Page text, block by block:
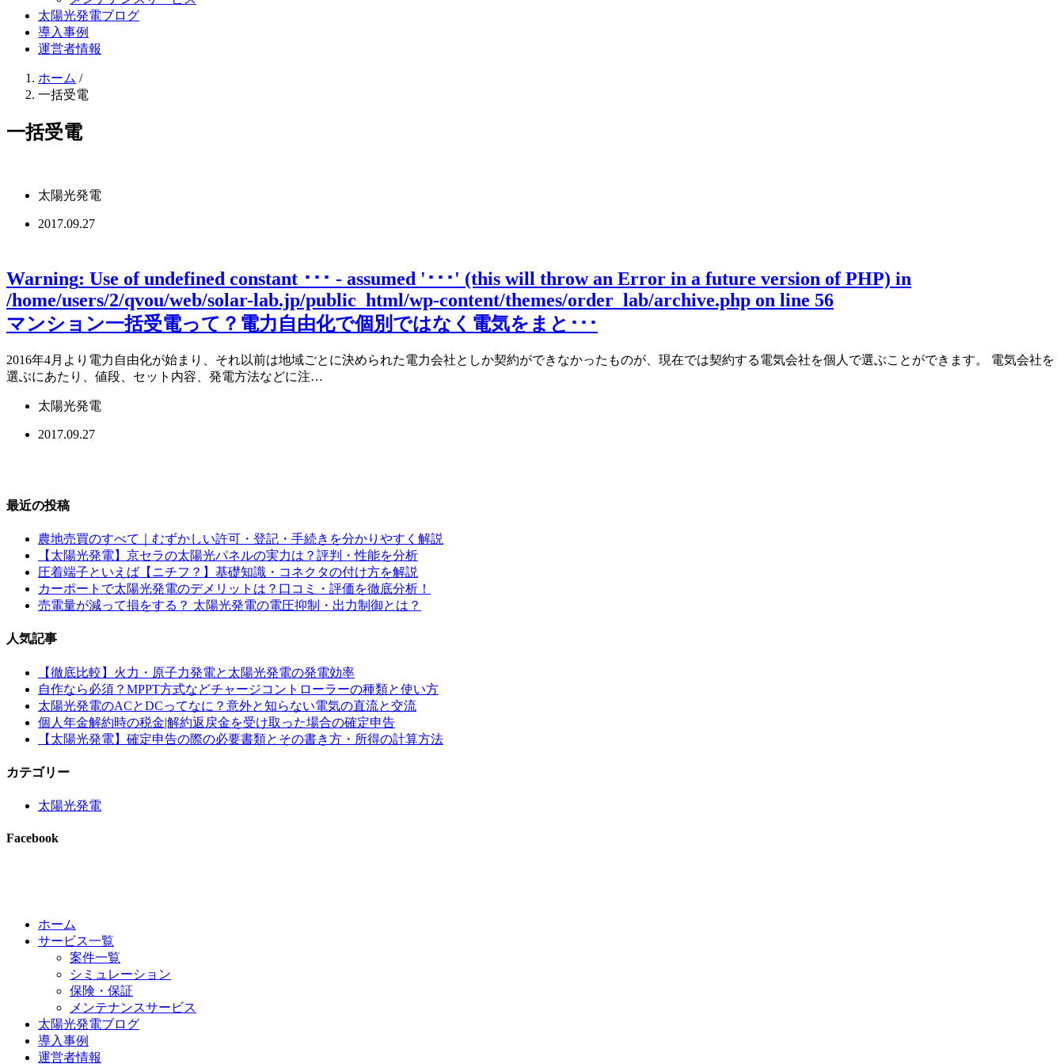
太陽光発電ブログ
導入事例
運営者情報
ホーム /
一括受電
一括受電
太陽光発電
2017.09.27
Warning: Use of undefined constant ･･･ - assumed '･･･' (this will throw an Error in a future version of PHP) in
/home/users/2/qvou/web/solar-lab.jp/public_html/wp-content/themes/order_lab/archive.php on line 56
マンション一括受電って？電力自由化で個別ではなく電気をまと･･･
2016年4月より電力自由化が始まり、それ以前は地域ごとに決められた電力会社としか契約ができなかったものが、現在では契約する電気会社を個人で選ぶことができます。 電気会社を
選ぶにあたり、値段、セット内容、発電方法などに注…
太陽光発電
2017.09.27
最近の投稿
農地売買のすべて｜むずかしい許可・登記・手続きを分かりやすく解説
【太陽光発電】京セラの太陽光パネルの実力は？評判・性能を分析
圧着端子といえば【ニチフ？】基礎知識・コネクタの付け方を解説
カーポートで太陽光発電のデメリットは？口コミ・評価を徹底分析！
売電量が減って損をする？ 太陽光発電の電圧抑制・出力制御とは？
人気記事
【徹底比較】火力・原子力発電と太陽光発電の発電効率
自作なら必須？MPPT方式などチャージコントローラーの種類と使い方
太陽光発電のACとDCってなに？意外と知らない電気の直流と交流
個人年金解約時の税金|解約返戻金を受け取った場合の確定申告
【太陽光発電】確定申告の際の必要書類とその書き方・所得の計算方法
カテゴリー
太陽光発電
Facebook
ホーム
サービス一覧
案件一覧
シミュレーション
保険・保証
メンテナンスサービス
太陽光発電ブログ
導入事例
運営者情報